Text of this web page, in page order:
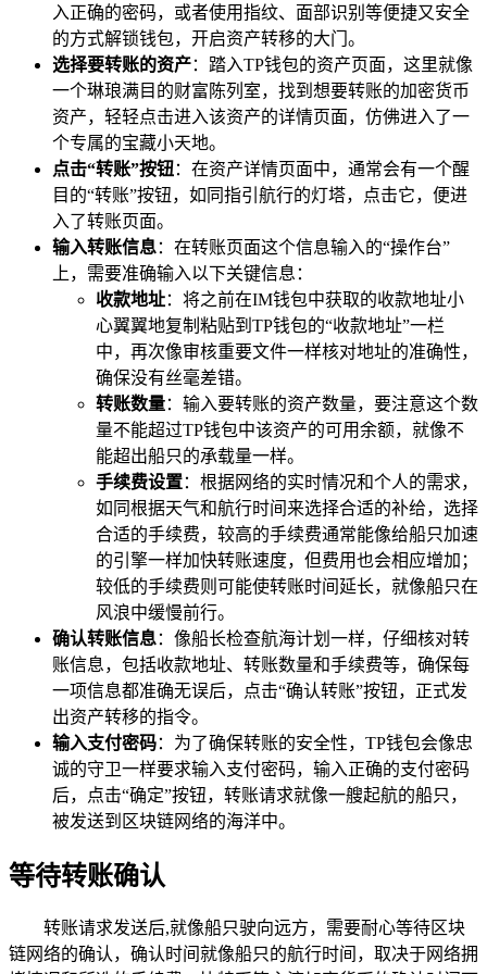
入正确的密码，或者使用指纹、面部识别等便捷又安全
的方式解锁钱包，开启资产转移的大门。
选择要转账的资产：踏入TP钱包的资产页面，这里就像
一个琳琅满目的财富陈列室，找到想要转账的加密货币
资产，轻轻点击进入该资产的详情页面，仿佛进入了一
个专属的宝藏小天地。
点击“转账”按钮：在资产详情页面中，通常会有一个醒
目的“转账”按钮，如同指引航行的灯塔，点击它，便进
入了转账页面。
输入转账信息：在转账页面这个信息输入的“操作台”
上，需要准确输入以下关键信息：
收款地址：将之前在IM钱包中获取的收款地址小
心翼翼地复制粘贴到TP钱包的“收款地址”一栏
中，再次像审核重要文件一样核对地址的准确性，
确保没有丝毫差错。
转账数量：输入要转账的资产数量，要注意这个数
量不能超过TP钱包中该资产的可用余额，就像不
能超出船只的承载量一样。
手续费设置：根据网络的实时情况和个人的需求，
如同根据天气和航行时间来选择合适的补给，选择
合适的手续费，较高的手续费通常能像给船只加速
的引擎一样加快转账速度，但费用也会相应增加；
较低的手续费则可能使转账时间延长，就像船只在
风浪中缓慢前行。
确认转账信息：像船长检查航海计划一样，仔细核对转
账信息，包括收款地址、转账数量和手续费等，确保每
一项信息都准确无误后，点击“确认转账”按钮，正式发
出资产转移的指令。
输入支付密码：为了确保转账的安全性，TP钱包会像忠
诚的守卫一样要求输入支付密码，输入正确的支付密码
后，点击“确定”按钮，转账请求就像一艘起航的船只，
被发送到区块链网络的海洋中。
等待转账确认
转账请求发送后,就像船只驶向远方，需要耐心等待区块
链网络的确认，确认时间就像船只的航行时间，取决于网络拥